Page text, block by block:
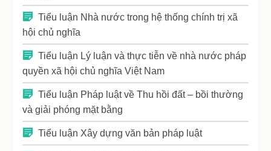
Tiểu luận Nhà nước trong hệ thống chính trị xã
hội chủ nghĩa
Tiểu luận Lý luận và thực tiễn về nhà nước pháp
quyền xã hội chủ nghĩa Việt Nam
Tiểu luận Pháp luật về Thu hồi đất – bồi thường
và giải phóng mặt bằng
Tiểu luận Xây dựng văn bản pháp luật